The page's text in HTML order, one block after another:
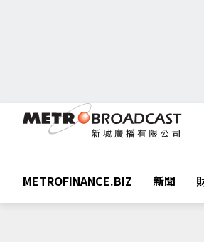
METROFINANCE.BIZ 新聞